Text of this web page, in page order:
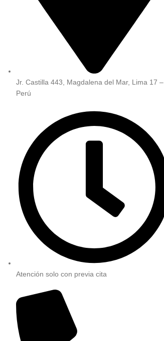
Jr. Castilla 443, Magdalena del Mar, Lima 17 –
Perú
Atención solo con previa cita